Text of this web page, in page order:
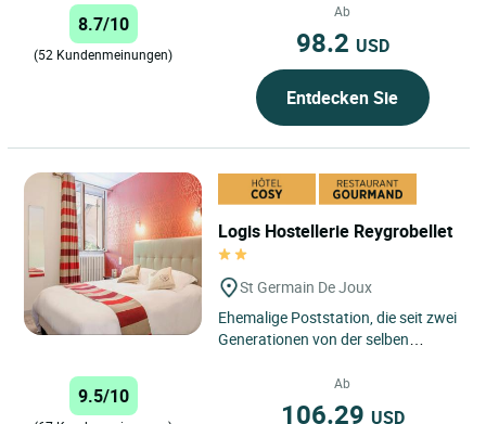
8.7/10
(52 Kundenmeinungen)
Ab
98.2 USD
Entdecken Sie
Logis Hostellerie Reygrobellet
St Germain De Joux
Ehemalige Poststation, die seit zwei
Generationen von der selben
geben die regionalen...
9.5/10
Ab
106.29 USD